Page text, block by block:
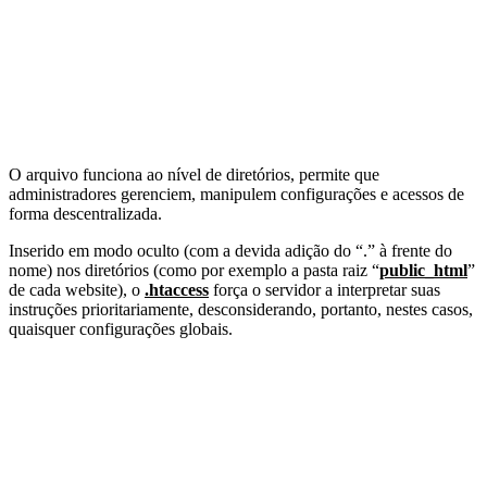
O arquivo funciona ao nível de diretórios, permite que
administradores gerenciem, manipulem configurações e acessos de
forma descentralizada.
Inserido em modo oculto (com a devida adição do “.” à frente do
nome) nos diretórios (como por exemplo a pasta raiz “public_html”
de cada website), o .htaccess força o servidor a interpretar suas
instruções prioritariamente, desconsiderando, portanto, nestes casos,
quaisquer configurações globais.